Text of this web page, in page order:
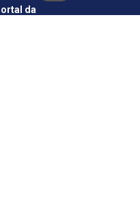
da